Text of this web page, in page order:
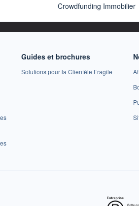
Crowdfunding Immobilier
Guides et brochures
Solutions pour la Clientèle Fragile